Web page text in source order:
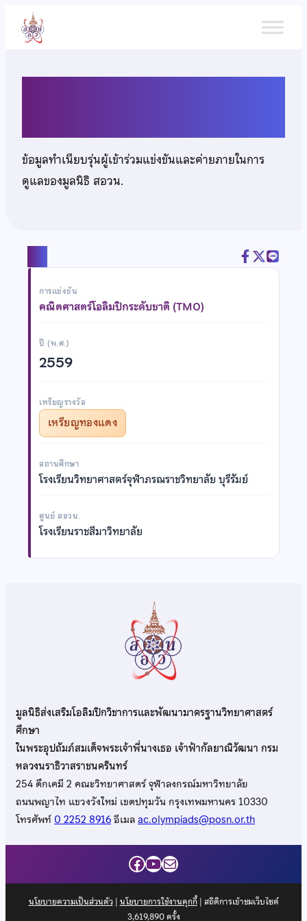
เนื้อหา
ข้อมูลทำเนียบรุ่นผู้เข้าร่วมแข่งขันและค่ายภายในการ
ดูแลของมูลนิธิ สอวน.
การแข่งขัน
คณิตศาสตร์โอลิมปิกระดับชาติ (TMO)
ปี (พ.ศ.)
2559
เหรียญรางวัล
เหรียญทองแดง
สถานศึกษา
โรงเรียนวิทยาศาสตร์จุฬาภรณราชวิทยาลัย บุรีรัมย์
ศูนย์ สอวน.
โรงเรียนราชสีมาวิทยาลัย
มูลนิธิส่งเสริมโอลิมปิกวิชาการและพัฒนามาตรฐานวิทยาศาสตร์
ศึกษา
ในพระอุปถัมภ์สมเด็จพระเจ้าพี่นางเธอ เจ้าฟ้ากัลยาณิวัฒนา กรม
หลวงนราธิวาสราชนครินทร์
254 ตึกเคมี 2 คณะวิทยาศาสตร์ จุฬาลงกรณ์มหาวิทยาลัย
ถนนพญาไท แขวงวังใหม่ เขตปทุมวัน กรุงเทพมหานคร 10330
โทรศัพท์0 2252 8916อีเมลac.olympiads@posn.or.th
Facebook
YouTube
Mail
นโยบายความเป็นส่วนตัว| นโยบายการใช้งานคุกกี้| สถิติการเข้าชมเว็บไซต์
3,619,890ครั้ง